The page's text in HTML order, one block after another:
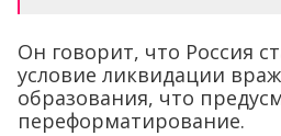
Он говорит, что Россия
условие ликвидации
образования, что
переформатирование.